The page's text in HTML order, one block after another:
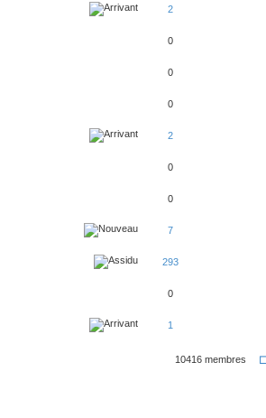
2
0
0
0
2
0
0
7
293
0
1
10416 membres